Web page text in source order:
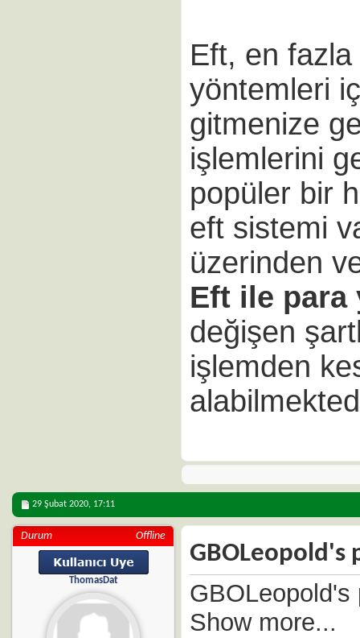
Eft, en
yöntemleri
gitmenize
işlemlerini
popüler bir
eft sistemi
üzerinden
Eft ile para
değişen
işlemden
29 Şubat 2020, 17:11
Durum Offline
ThomasDat
GBOLeopold's
Show more...